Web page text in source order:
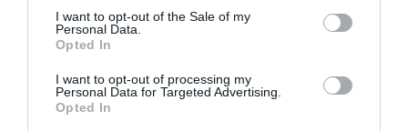
consent section.
I want to opt-out of the Sale of my
Personal Data.
Opted In
I want to opt-out of processing my
Personal Data for Targeted Advertising.
Opted In
επιτροπή εκτίμησης κινδύνου
08.08.2026 | 12:00
Εύβοια: Οι ισχυροί άνεμοι
έσπασαν μεγάλο πεύκο σε αυλή
εκκλησίας
Νέο επίδομα 600 ευρώ
για σπουδαστές: Οι
Πότε θα πληρωθούν οι